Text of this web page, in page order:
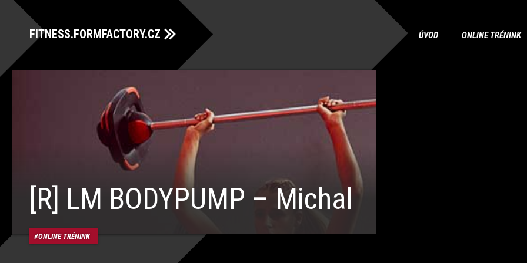
FITNESS.FORMFACTORY.CZ ÚVOD ONLINE TRÉNINK
[R] LM BODYPUMP – Michal
ONLINE TRÉNINK